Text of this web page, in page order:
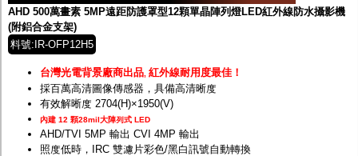
AHD 500萬畫素 5MP遠距防護罩型12顆單晶陣列燈LED紅外線防水攝影機
(附鋁合金支架)
料號:IR-OFP12H5
台灣光電背景廠商出品 紅外線耐用度最佳！
採百萬高清圖像傳感器，具備高清晰度
有效解晰度 2704(H)×1950(V)
內建 12 顆28mil大陣列式 LED
AHD/TVI 5MP 輸出 CVI 4MP 輸出
照度低時，IRC 雙濾片彩色/黑白訊號自動轉換